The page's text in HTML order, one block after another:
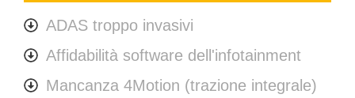
ADAS troppo invasivi
Affidabilità software dell'infotainment
Mancanza 4Motion (trazione integrale)